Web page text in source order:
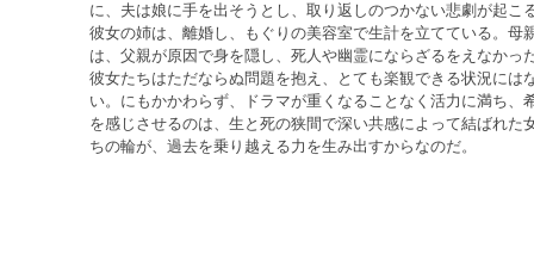
に、夫は娘に手を出そうとし、取り返しのつかない悲劇が起こ
彼女の姉は、離婚し、もぐりの美容室で生計を立てている。母
は、父親が原因で身を隠し、死人や幽霊にならざるをえなかっ
彼女たちはただならぬ問題を抱え、とても楽観できる状況には
い。にもかかわらず、ドラマが重くなることなく活力に満ち、
を感じさせるのは、生と死の狭間で深い共感によって結ばれた
ちの輪が、過去を乗り越える力を生み出すからなのだ。